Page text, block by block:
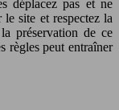
déplacez pas et ne
site et respectez la
préservation de ce
règles peut entraîner